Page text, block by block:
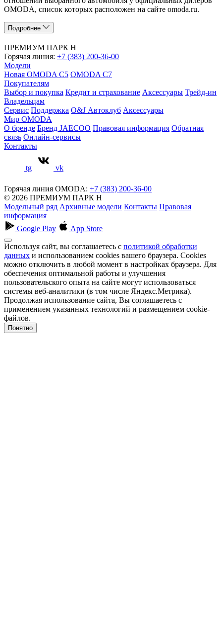
OMODA, список которых расположен на сайте omoda.ru.
Подробнее
ПРЕМИУМ ПАРК Н
Горячая линия: +7 (383) 200-36-00
Модели
Новая OMODA C5 OMODA C7
Покупателям
Выбор и покупка Кредит и страхование Аксессуары Трейд-ин
Владельцам
Сервис Поддержка O&J Автоклуб Аксессуары
Мир OMODA
О бренде Бренд JAECOO Правовая информация Обратная
связь Онлайн-сервисы
Контакты
tg vk
Горячая линия OMODA: +7 (383) 200-36-00
© 2026 ПРЕМИУМ ПАРК Н
Модельный ряд Архивные модели Контакты Правовая
информация
Google Play
App Store
Используя сайт, вы соглашаетесь с политикой обработки
данных и использованием cookies вашего браузера. Cookies
можно отключить в любой момент в настройках браузера. Для
обеспечения оптимальной работы и улучшения
пользовательского опыта на сайте могут использоваться
системы веб-аналитики (в том числе Яндекс.Метрика).
Продолжая использование сайта, Вы соглашаетесь с
применением указанных технологий и размещением cookie-
файлов.
Понятно